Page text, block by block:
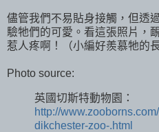
儘管我們不易貼身接觸，但透
驗牠們的可愛。看這張照片，
惹人疼啊！（小編好羨慕牠的
Photo source:
英國切斯特動物園：
http://
dikchester-zoo-.html